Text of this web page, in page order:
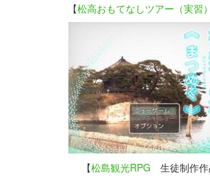
【松高おもてなしツアー（実習
【松島観光RPG 生徒制作作